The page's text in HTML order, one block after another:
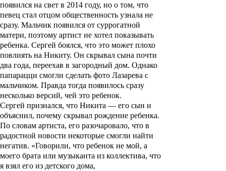
появился на свет в 2014 году, но о том, что
певец стал отцом общественность узнала не
сразу. Мальчик появился от суррогатной
матери, поэтому артист не хотел показывать
ребенка. Сергей боялся, что это может плохо
повлиять на Никиту. Он скрывал сына почти
два года, переехав в загородный дом. Однако
папарацци смогли сделать фото Лазарева с
мальчиком. Правда тогда появилось сразу
несколько версий, чей это ребенок.
Сергей признался, что Никита — его сын и
объяснил, почему скрывал рождение ребенка.
По словам артиста, его разочаровало, что в
радостной новости некоторые смогли найти
негатив. «Говорили, что ребенок не мой, а
моего брата или музыканта из коллектива, что
я взял его из детского дома,